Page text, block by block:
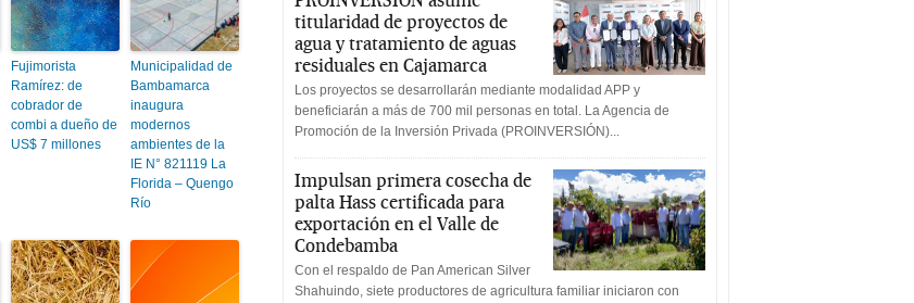
Fujimorista
Ramírez: de
cobrador de
combi a dueño de
US$ 7 millones
Municipalidad de
Bambamarca
inaugura
modernos
ambientes de la
IE N° 821119 La
Florida – Quengo
Río
titularidad de proyectos de
agua y tratamiento de aguas
residuales en Cajamarca
Los proyectos se desarrollarán mediante modalidad APP y
beneficiarán a más de 700 mil personas en total. La Agencia de
Promoción de la Inversión Privada (PROINVERSIÓN)...
Impulsan primera cosecha de
palta Hass certificada para
exportación en el Valle de
Condebamba
Con el respaldo de Pan American Silver
Shahuindo, siete productores de agricultura familiar iniciaron con